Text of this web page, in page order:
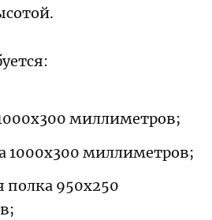
миллиметров;
1000х300 миллиметров;
полка 950х250